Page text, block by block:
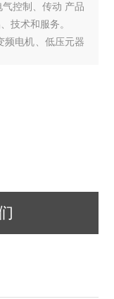
控制、传动 产品
技术和服务。
频电机、低压元器